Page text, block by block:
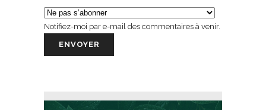
Notifiez-moi par e-mail des commentaires à venir.